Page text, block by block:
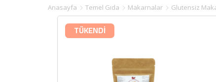
Anasayfa Temel Gıda Makarnalar Glutensiz
TÜKENDİ